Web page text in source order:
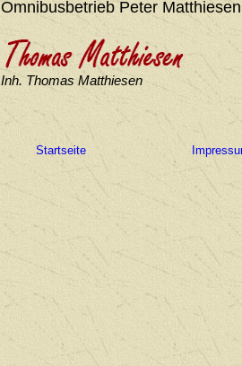
Omnibusbetrieb Peter Matthiesen
Inh. Thomas Matthiesen
Startseite